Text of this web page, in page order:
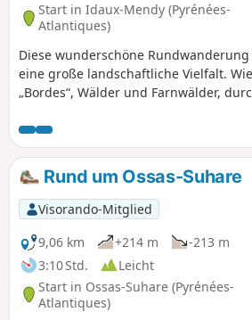
Start in Idaux-Mendy (Pyrénées-
Atlantiques)
Diese wunderschöne
eine große landschaftliche Vielfalt.
„Bordes“, Wälder und Farnwälder,
denen Mühlen errichtet wurden. So
dieser facettenreichen baskischen
besser begreifen. An
das nahegelegene Karstmassiv der
Flyschhügel und der Gipfel der
der Haute-Soule.
Rund um Ossas-Suhare
Visorando-Mitglied
9,06 km
+214 m
-213 m
3:10 Std.
Leicht
Start in Ossas-Suhare (Pyrénées-
Atlantiques)